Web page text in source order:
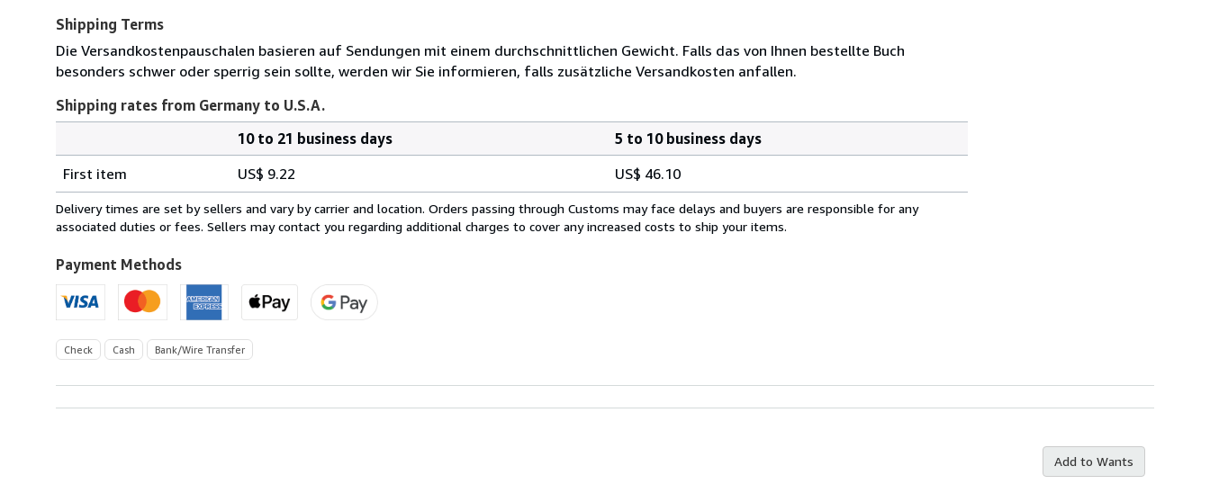
Shipping Terms
Die Versandkostenpauschalen basieren auf Sendungen mit einem durchschnittlichen Gewicht. Falls das von Ihnen bestellte Buch
besonders schwer oder sperrig sein sollte, werden wir Sie informieren, falls zusätzliche Versandkosten anfallen.
Shipping rates from Germany to U.S.A.
rates
from
Germany
U.S.A.
10 to 21 business days
5 to 10 business days
First item
US$ 9.22 US$ 46.10
Delivery times are set by sellers and vary by carrier and location. Orders passing through Customs may face delays and buyers are responsible for any
associated duties or fees. Sellers may contact you regarding additional charges to cover any increased costs to ship your items.
Payment Methods
Check Cash Bank/Wire Transfer
Add to Wants